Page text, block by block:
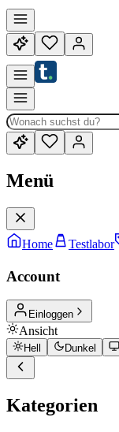
Menü
Home Testlabor
Account
Einloggen
Ansicht
Hell Dunkel
Kategorien